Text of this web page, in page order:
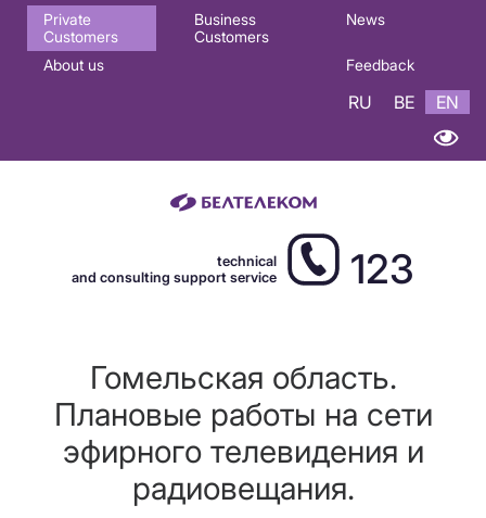
Основная
навигация
Private
Customers
Business
Customers
News
About us Feedback
RU BE EN
technical
and consulting support service
123
Гомельская область.
Плановые работы на сети
эфирного телевидения и
радиовещания.